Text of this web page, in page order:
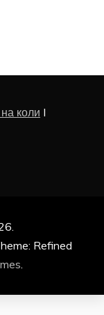
коли I
Refined
.